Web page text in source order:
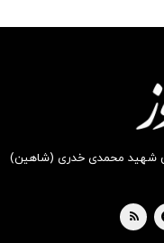
شهید محمدی خدری (شاهین)